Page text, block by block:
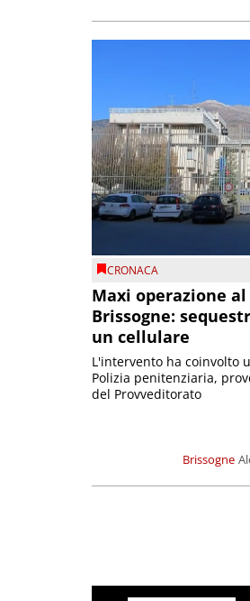
CRONACA
Maxi operazione
Brissogne:
un cellulare
Brissogne
L'intervento ha coinvolto
Polizia penitenziaria,
del Provveditorato